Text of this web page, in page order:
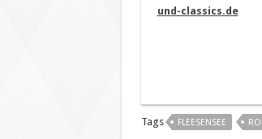
und-classics.de
Tags FLEESENSEE